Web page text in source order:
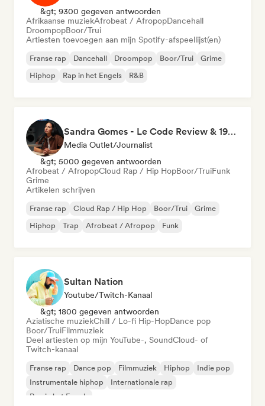
&gt; 9300 gegeven antwoorden
Afrikaanse muziekAfrobeat / AfropopDancehall
DroompopBoor/Trui
Artiesten toevoegen aan mijn Spotify-afspeellijst(en)
Franse rap Dancehall Droompop Boor/Trui
Grime
Hiphop
Rap in het Engels R&B
Sandra Gomes - Le Code Review & 1993initiales
Media Outlet/Journalist
&gt; 5000 gegeven antwoorden
Afrobeat / AfropopCloud Rap / Hip HopBoor/TruiFunk
Grime
Artikelen schrijven
Franse rap Cloud Rap / Hip Hop Boor/Trui
Grime
Hiphop
Trap Afrobeat / Afropop Funk
Sultan Nation
Youtube/Twitch-Kanaal
&gt; 1800 gegeven antwoorden
Aziatische muziekChill / Lo-fi Hip-HopDance pop
Boor/TruiFilmmuziek
Deel artiesten op mijn YouTube-, SoundCloud- of
Twitch-kanaal
Franse rap Dance pop Filmmuziek Hiphop
Indie pop
Instrumentale hiphop
Internationale rap
Rap in het Engels